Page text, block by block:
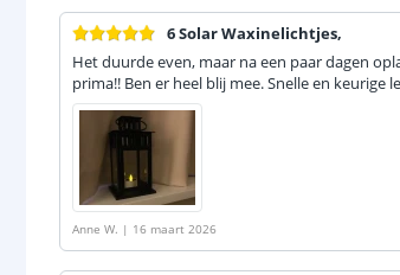
6 Solar Waxinelichtjes,
Het duurde even, maar na een paar dagen
prima!! Ben er heel blij mee. Snelle en keurige
Anne W. | 16 maart 2026